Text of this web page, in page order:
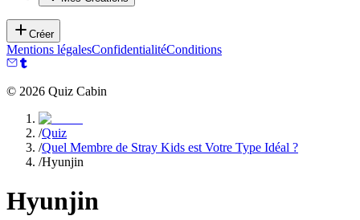
Créer
Mentions légalesConfidentialitéConditions
© 2026 Quiz Cabin
/Quiz
/Quel Membre de Stray Kids est Votre Type Idéal ?
/Hyunjin
Hyunjin